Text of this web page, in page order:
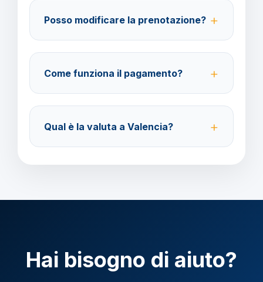
amministrazione@barbaviaggi.it, o tramite il sito
barbaviaggi.it.
Posso modificare la prenotazione?
prima della partenza con un costo di 70 euro a
modifica.
Come funziona il pagamento?
Acconto del 40% alla prenotazione, saldo 30 giorni
prima della partenza.
Qual è la valuta a Valencia?
partenza.
Hai bisogno di aiuto?